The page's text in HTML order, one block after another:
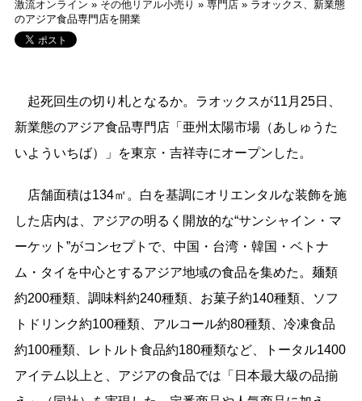
激流オンライン » その他リアル小売り » 専門店» ラオックス、新業態
のアジア食品専門店を開業
起死回生の切り札となるか。ラオックスが11月25日、
新業態のアジア食品専門店「亜州太陽市場（あしゅうた
いよういちば）」を東京・吉祥寺にオープンした。
店舗面積は134㎡。白を基調にオリエンタルな装飾を施
した店内は、アジアの明るく開放的な“サンシャイン・マ
ーケット”がコンセプトで、中国・台湾・韓国・ベトナ
ム・タイを中心とするアジア地域の食品を集めた。麺類
約200種類、調味料約240種類、お菓子約140種類、ソフ
トドリンク約100種類、アルコール約80種類、冷凍食品
約100種類、レトルト食品約180種類など、トータル1400
アイテム以上と、アジアの食品では「日本最大級の品揃